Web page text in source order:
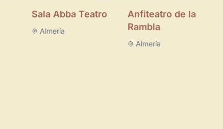
Sala Abba Teatro
Almería
Anfiteatro de la
Rambla
Almería